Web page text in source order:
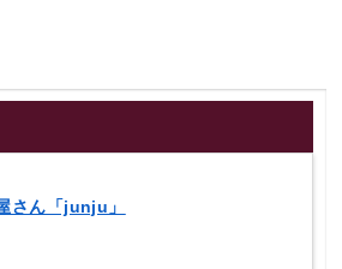
さん「junju」